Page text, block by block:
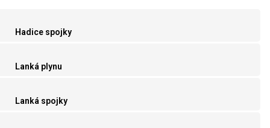
Hadice spojky
Lanká plynu
Lanká spojky